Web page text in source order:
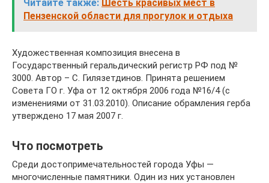
Читайте также: Шесть красивых мест в
Пензенской области для прогулок и отдыха
Художественная композиция внесена в
Государственный геральдический регистр РФ под №
3000. Автор – С. Гилязетдинов. Принята решением
Совета ГО г. Уфа от 12 октября 2006 года №16/4 (с
изменениями от 31.03.2010). Описание обрамления герба
утверждено 17 мая 2007 г.
Что посмотреть
Среди достопримечательностей города Уфы —
многочисленные памятники. Один из них установлен